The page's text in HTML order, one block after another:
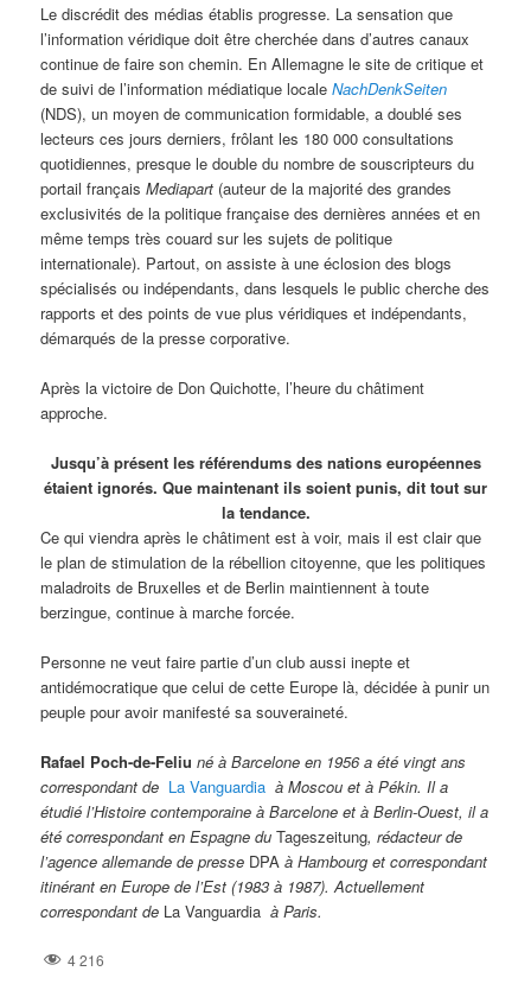
Le discrédit des médias établis progresse. La sensation que
l’information véridique doit être cherchée dans d’autres canaux
continue de faire son chemin. En Allemagne le site de critique et
de suivi de l’information médiatique localeNachDenkSeiten
(NDS), un moyen de communication formidable, a doublé ses
lecteurs ces jours derniers, frôlant les 180 000 consultations
quotidiennes, presque le double du nombre de souscripteurs du
portail françaisMediapart (auteur de la majorité des grandes
exclusivités de la politique française des dernières années et en
même temps très couard sur les sujets de politique
internationale). Partout, on assiste à une éclosion des blogs
spécialisés ou indépendants, dans lesquels le public cherche des
rapports et des points de vue plus véridiques et indépendants,
démarqués de la presse corporative.
Après la victoire de Don Quichotte, l’heure du châtiment
approche.
Jusqu’à présent les référendums des nations européennes
étaient ignorés. Que maintenant ils soient punis, dit tout sur
la tendance.
Ce qui viendra après le châtiment est à voir, mais il est clair que
le plan de stimulation de la rébellion citoyenne, que les politiques
maladroits de Bruxelles et de Berlin maintiennent à toute
berzingue, continue à marche forcée.
Personne ne veut faire partie d’un club aussi inepte et
antidémocratique que celui de cette Europe là, décidée à punir un
peuple pour avoir manifesté sa souveraineté.
Rafael Poch-de-Feliuné à Barcelone en 1956 a été vingt ans
correspondant de La Vanguardia à Moscou et à Pékin. Il a
étudié l’Histoire contemporaine à Barcelone et à Berlin-Ouest, il a
été correspondant en Espagne duTageszeitung, rédacteur de
l’agence allemande de presse DPAà Hambourg et correspondant
itinérant en Europe de l’Est (1983 à 1987). Actuellement
correspondant de La Vanguardia à Paris.
4 216